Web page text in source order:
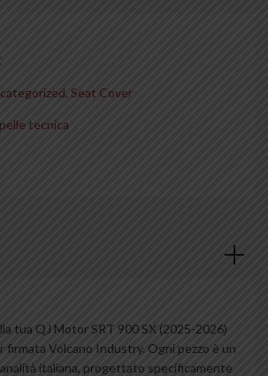
, Seat Cover
tecnica
tua QJ Motor SRT 900 SX (2025-2026)
firmata Volcano Industry. Ogni pezzo è un
italiana, progettato specificamente